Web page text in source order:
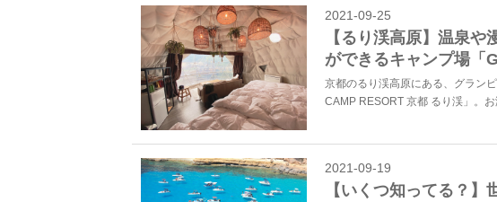
2021-09-25
【るり渓高原】温泉
ができるキャンプ場「
京都のるり渓高原にある、グラン
CAMP RESORT 京都 るり渓」。
2021-09-19
【いくつ知ってる？】